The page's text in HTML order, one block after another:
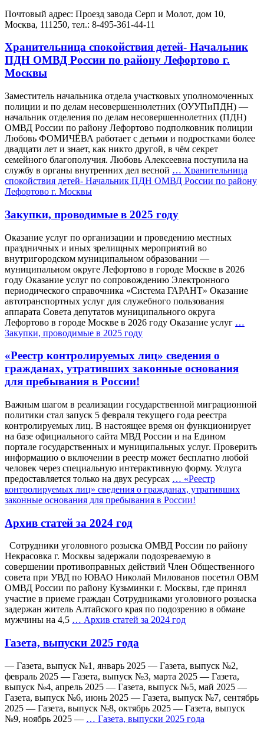
Почтовый адрес: Проезд завода Серп и Молот, дом 10,
Москва, 111250, тел.: 8-495-361-44-11
Хранительница спокойствия детей- Начальник
ПДН ОМВД России по району Лефортово г.
Москвы
Заместитель начальника отдела участковых уполномоченных
полиции и по делам несовершеннолетних (ОУУПиПДН) —
начальник отделения по делам несовершеннолетних (ПДН)
ОМВД России по району Лефортово подполковник полиции
Любовь ФОМИЧЁВА работает с детьми и подростками более
двадцати лет и знает, как никто другой, в чём секрет
семейного благополучия. Любовь Алексеевна поступила на
службу в органы внутренних дел весной … Хранительница
спокойствия детей- Начальник ПДН ОМВД России по району
Лефортово г. Москвы
Закупки, проводимые в 2025 году
Оказание услуг по организации и проведению местных
праздничных и иных зрелищных мероприятий во
внутригородском муниципальном образовании —
муниципальном округе Лефортово в городе Москве в 2026
году Оказание услуг по сопровождению Электронного
периодического справочника «Система ГАРАНТ» Оказание
автотранспортных услуг для служебного пользования
аппарата Совета депутатов муниципального округа
Лефортово в городе Москве в 2026 году Оказание услуг …
Закупки, проводимые в 2025 году
«Реестр контролируемых лиц» сведения о
гражданах, утративших законные основания
для пребывания в России!
️Важным шагом в реализации государственной миграционной
политики стал запуск 5 февраля текущего года реестра
контролируемых лиц. В настоящее время он функционирует
на базе официального сайта МВД России и на Едином
портале государственных и муниципальных услуг. Проверить
информацию о включении в реестр может бесплатно любой
человек через специальную интерактивную форму. Услуга
предоставляется только на двух ресурсах … «Реестр
контролируемых лиц» сведения о гражданах, утративших
законные основания для пребывания в России!
Архив статей за 2024 год
Сотрудники уголовного розыска ОМВД России по району
Некрасовка г. Москвы задержали подозреваемую в
совершении противоправных действий Член Общественного
совета при УВД по ЮВАО Николай Милованов посетил ОВМ
ОМВД России по району Кузьминки г. Москвы, где принял
участие в приеме граждан Сотрудниками уголовного розыска
задержан житель Алтайского края по подозрению в обмане
мужчины на 4,5 … Архив статей за 2024 год
Газета, выпуски 2025 года
— Газета, выпуск №1, январь 2025 — Газета, выпуск №2,
февраль 2025 — Газета, выпуск №3, марта 2025 — Газета,
выпуск №4, апрель 2025 — Газета, выпуск №5, май 2025 —
Газета, выпуск №6, июнь 2025 — Газета, выпуск №7, сентябрь
2025 — Газета, выпуск №8, октябрь 2025 — Газета, выпуск
№9, ноябрь 2025 — … Газета, выпуски 2025 года